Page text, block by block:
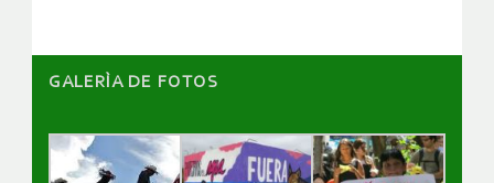
GALERÌA DE FOTOS